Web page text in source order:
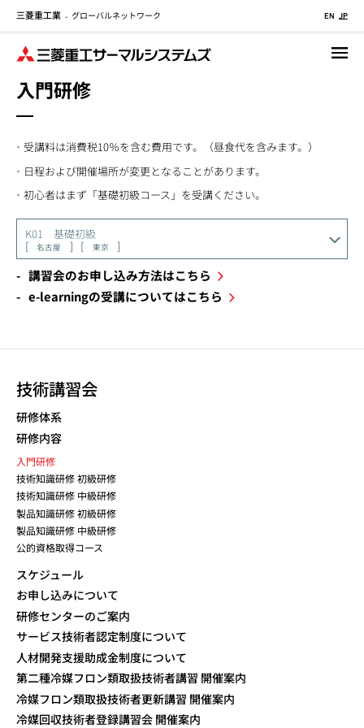
三菱重工業 - グローバルネットワーク EN JP
入門研修
受講料は消費税10％を含む費用です。（昼食代を含みます。）
日程および開催場所が変更となることがあります。
初心者はまず「基礎初級コース」を受講ください。
K01 基礎初級
名古屋 東京
講習会のお申し込み方法はこちら
e-learningの受講についてはこちら
技術講習会
研修体系
研修内容
入門研修
技術知識研修 初級研修
技術知識研修 中級研修
製品知識研修 初級研修
製品知識研修 中級研修
公的資格取得コース
スケジュール
お申し込みについて
研修センターのご案内
サービス技術者認定制度について
人材開発支援助成金制度について
第二種冷媒フロン類取扱技術者講習 開催案内
冷媒フロン類取扱技術者更新講習 開催案内
冷媒回収技術者登録講習会 開催案内